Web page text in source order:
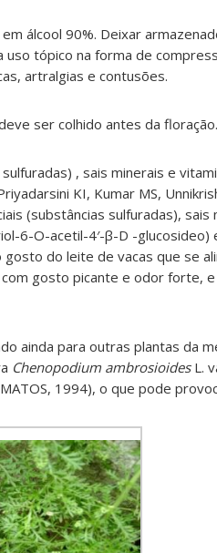
álcool 90%. Deixar
tópico na forma de
artralgias e contusões.
ser colhido antes da floração.
, sais minerais e
KI, Kumar MS,
(substâncias sulfuradas), sais
6-O-acetil-4′-β-D -glucosideo)
do leite de vacas que se
gosto picante e odor forte,
ainda para outras plantas da
Chenopodium ambrosioidesL.
1994), o que pode